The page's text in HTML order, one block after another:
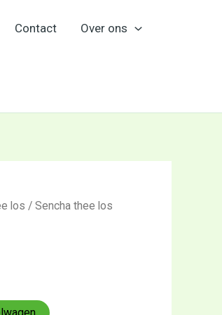
Contact Over ons
los / Sencha thee los